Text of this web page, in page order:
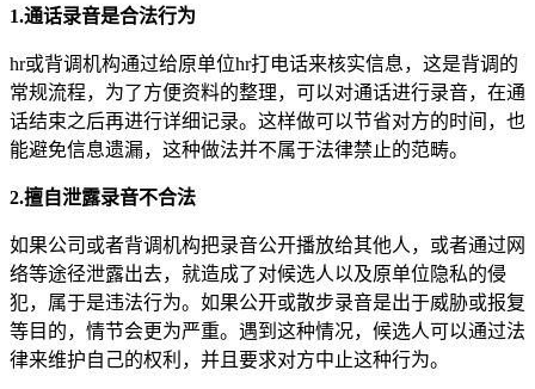
1.通话录音是合法行为
hr或背调机构通过给原单位hr打电话来核实信息，这是背调的
常规流程，为了方便资料的整理，可以对通话进行录音，在通
话结束之后再进行详细记录。这样做可以节省对方的时间，也
能避免信息遗漏，这种做法并不属于法律禁止的范畴。
2.擅自泄露录音不合法
如果公司或者背调机构把录音公开播放给其他人，或者通过网
络等途径泄露出去，就造成了对候选人以及原单位隐私的侵
犯，属于是违法行为。如果公开或散步录音是出于威胁或报复
等目的，情节会更为严重。遇到这种情况，候选人可以通过法
律来维护自己的权利，并且要求对方中止这种行为。